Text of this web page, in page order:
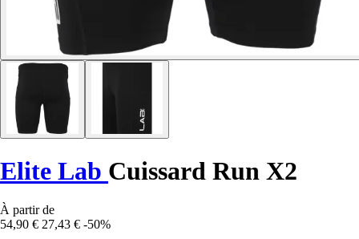
Elite Lab Cuissard Run X2
À partir de
54,90 € 27,43 € -50%